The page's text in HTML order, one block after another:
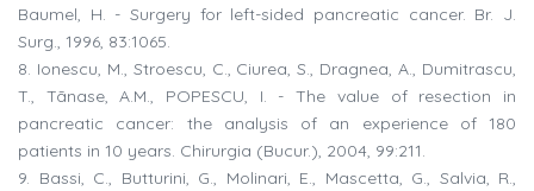
Baumel, H. - Surgery for left-sided pancreatic cancer. Br. J.
Surg., 1996, 83:1065.
8. Ionescu, M., Stroescu, C., Ciurea, S., Dragnea, A., Dumitrascu,
T., Tãnase, A.M., POPESCU, I. - The value of resection in
pancreatic cancer: the analysis of an experience of 180
patients in 10 years. Chirurgia (Bucur.), 2004, 99:211.
9. Bassi, C., Butturini, G., Molinari, E., Mascetta, G., Salvia, R.,